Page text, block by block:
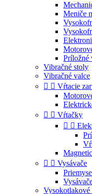
Meniče
Príložné
Vibračné stoly
Vibračné valce
  Vŕtacie
  Vŕtačky
 
  Vysávače
Vysokotlakové